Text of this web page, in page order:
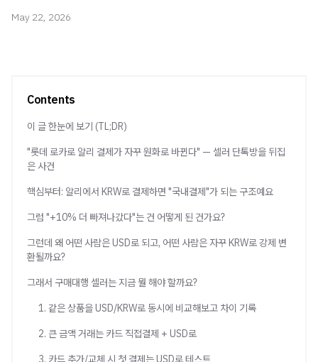
May 22, 2026
Contents
이 글 한눈에 보기 (TL;DR)
"롯데 로카로 알리 결제가 자꾸 원화로 바뀐다" — 셀러 단톡방을 뒤집
은 사건
핵심부터: 알리에서 KRW로 결제하면 "국내결제"가 되는 구조예요
그럼 "+10% 더 빠져나갔다"는 건 어떻게 된 건가요?
그런데 왜 어떤 사람은 USD로 되고, 어떤 사람은 자꾸 KRW로 강제 변
환될까요?
그래서 구매대행 셀러는 지금 뭘 해야 할까요?
1. 같은 상품을 USD/KRW로 동시에 비교해보고 차이 기록
2. 큰 금액 거래는 카드 직접결제 + USD로
3. 카드 추가/교체 시 첫 결제는 USD로 테스트